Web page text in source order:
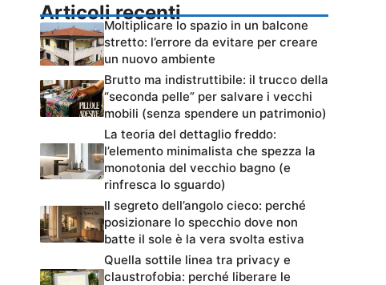
Articoli recenti
Moltiplicare lo spazio in un balcone
stretto: l’errore da evitare per creare
un nuovo ambiente
Brutto ma indistruttibile: il trucco della
“seconda pelle” per salvare i vecchi
mobili (senza spendere un patrimonio)
La teoria del dettaglio freddo:
l’elemento minimalista che spezza la
monotonia del vecchio bagno (e
rinfresca lo sguardo)
Il segreto dell’angolo cieco: perché
posizionare lo specchio dove non
batte il sole è la vera svolta estiva
Quella sottile linea tra privacy e
claustrofobia: perché liberare le